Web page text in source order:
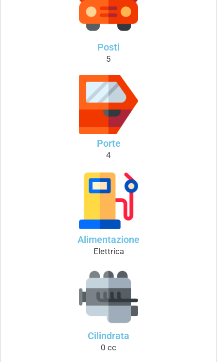
Posti
5
Porte
4
Alimentazione
Elettrica
Cilindrata
0 cc